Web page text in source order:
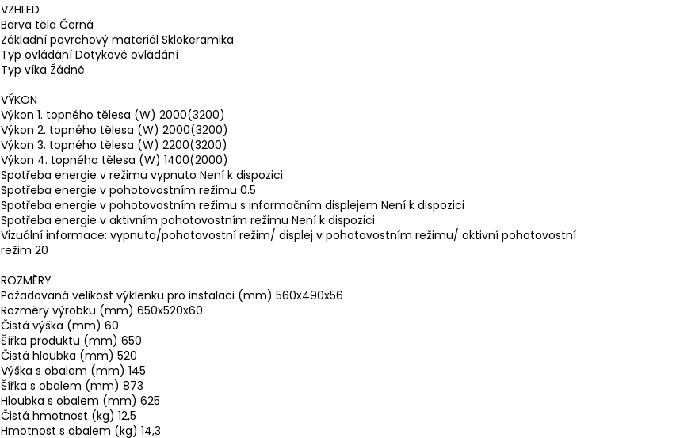
VZHLED
Barva těla Černá
Základní povrchový materiál Sklokeramika
Typ ovládání Dotykové ovládání
Typ víka Žádné
VÝKON
Výkon 1. topného tělesa (W) 2000(3200)
Výkon 2. topného tělesa (W) 2000(3200)
Výkon 3. topného tělesa (W) 2200(3200)
Výkon 4. topného tělesa (W) 1400(2000)
Spotřeba energie v režimu vypnuto Není k dispozici
Spotřeba energie v pohotovostním režimu 0.5
Spotřeba energie v pohotovostním režimu s informačním displejem Není k dispozici
Spotřeba energie v aktivním pohotovostním režimu Není k dispozici
Vizuální informace: vypnuto/pohotovostní režim/ displej v pohotovostním režimu/ aktivní pohotovostní
režim 20
ROZMĚRY
Požadovaná velikost výklenku pro instalaci (mm) 560x490x56
Rozměry výrobku (mm) 650x520x60
Čistá výška (mm) 60
Šířka produktu (mm) 650
Čistá hloubka (mm) 520
Výška s obalem (mm) 145
Šířka s obalem (mm) 873
Hloubka s obalem (mm) 625
Čistá hmotnost (kg) 12,5
Hmotnost s obalem (kg) 14,3